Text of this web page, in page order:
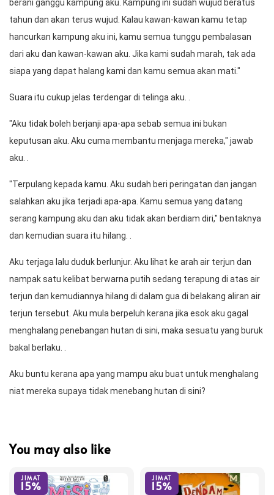
berani ganggu kampung aku. Kampung ini sudah wujud beratus
tahun dan akan terus wujud. Kalau kawan-kawan kamu tetap
hancurkan kampung aku ini, kamu semua tunggu pembalasan
dari aku dan kawan-kawan aku. Jika kami sudah marah, tak ada
siapa yang dapat halang kami dan kamu semua akan mati."
Suara itu cukup jelas terdengar di telinga aku. .
"Aku tidak boleh berjanji apa-apa sebab semua ini bukan
keputusan aku. Aku cuma membantu menjaga mereka," jawab
aku. .
"Terpulang kepada kamu. Aku sudah beri peringatan dan jangan
salahkan aku jika terjadi apa-apa. Kamu semua yang datang
serang kampung aku dan aku tidak akan berdiam diri," bentaknya
dan kemudian suara itu hilang. .
Aku terjaga lalu duduk berlunjur. Aku lihat ke arah air terjun dan
nampak satu kelibat berwarna putih sedang terapung di atas air
terjun dan kemudiannya hilang di dalam gua di belakang aliran air
terjun tersebut. Aku mula berpeluh kerana jika esok aku gagal
menghalang penebangan hutan di sini, maka sesuatu yang buruk
bakal berlaku. .
Aku buntu kerana apa yang mampu aku buat untuk menghalang
niat mereka supaya tidak menebang hutan di sini?
You may also like
JIMAT
15%
JIMAT
15%